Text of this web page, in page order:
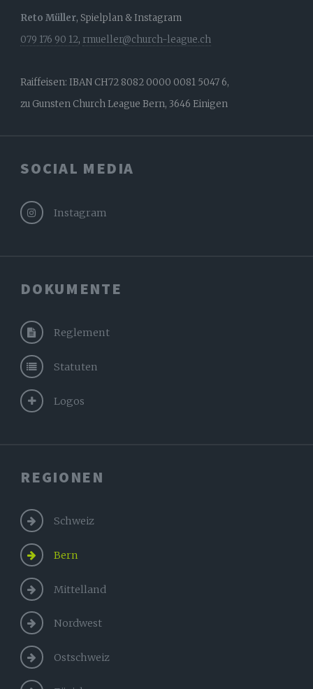
Reto Müller, Spielplan & Instagram
079 176 90 12, rmueller@church-league.ch
Raiffeisen: IBAN CH72 8082 0000 0081 5047 6,
zu Gunsten Church League Bern, 3646 Einigen
SOCIAL MEDIA
Instagram
DOKUMENTE
Reglement
Statuten
Logos
REGIONEN
Schweiz
Bern
Mittelland
Nordwest
Ostschweiz